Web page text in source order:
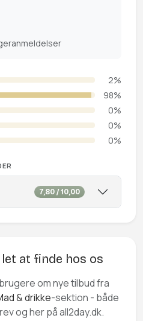
2%
98%
0%
0%
0%
7,80 / 10,00
let at finde hos os
om nye tilbud fra
& drikke-sektion - både
og her på all2day.dk.